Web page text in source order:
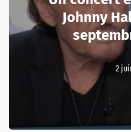
Johnny
2